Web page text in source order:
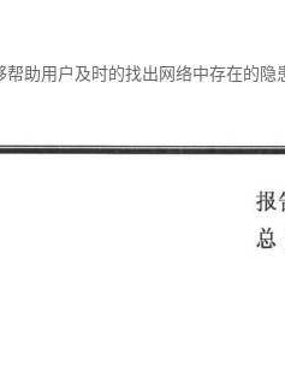
助用户及时的找出网络中存在的隐